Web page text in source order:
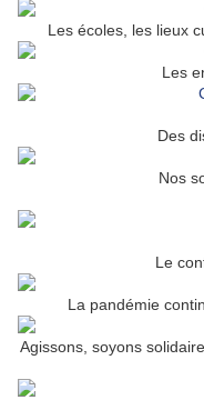
Les écoles, les lieux
Les
Des
Nos sorties
Le
La pandémie
Agissons, soyons